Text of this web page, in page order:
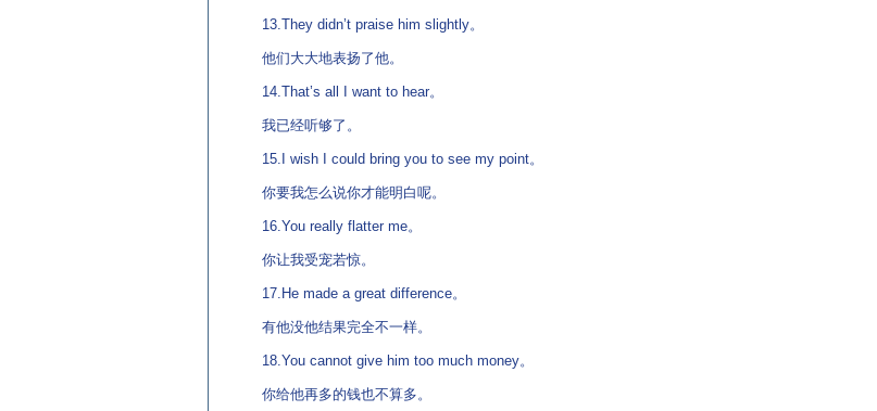
13.They didn’t praise him slightly。
他们大大地表扬了他。
14.That’s all I want to hear。
我已经听够了。
15.I wish I could bring you to see my point。
你要我怎么说你才能明白呢。
16.You really flatter me。
你让我受宠若惊。
17.He made a great difference。
有他没他结果完全不一样。
18.You cannot give him too much money。
你给他再多的钱也不算多。